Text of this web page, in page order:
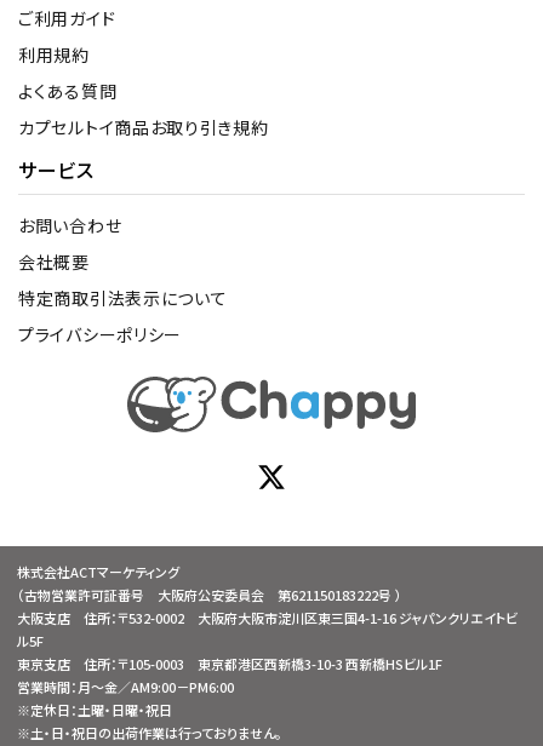
ご利用ガイド
利用規約
よくある質問
カプセルトイ商品お取り引き規約
サービス
お問い合わせ
会社概要
特定商取引法表示について
プライバシーポリシー
株式会社ACTマーケティング
（古物営業許可証番号 大阪府公安委員会 第621150183222号 ）
大阪支店 住所：〒532-0002 大阪府大阪市淀川区東三国4-1-16 ジャパンクリエイトビ
ル5F
東京支店 住所：〒105-0003 東京都港区西新橋3-10-3 西新橋HSビル1F
営業時間：月～金／AM9:00－PM6:00
※定休日：土曜・日曜・祝日
※土・日・祝日の出荷作業は行っておりません。